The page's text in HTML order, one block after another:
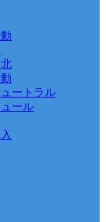
ートラル
ール